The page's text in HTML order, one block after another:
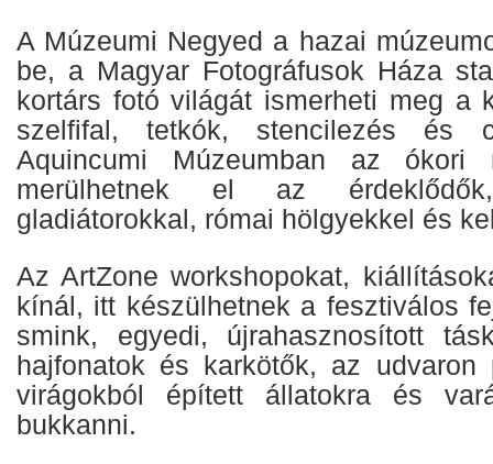
A Múzeumi Negyed a hazai
be, a Magyar Fotográfusok Háza
kortárs fotó világát ismerheti meg a
szelfifal, tetkók, stencilezés és
Aquincumi Múzeumban az ókori
merülhetnek el az
gladiátorokkal, római hölgyekkel és
Az ArtZone workshopokat,
kínál, itt készülhetnek a fesztiválos
smink, egyedi, újrahasznosított
hajfonatok és karkötők, az udvaron
virágokból épített állatokra és
bukkanni.